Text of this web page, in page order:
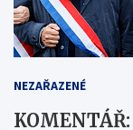
NEZAŘAZENÉ